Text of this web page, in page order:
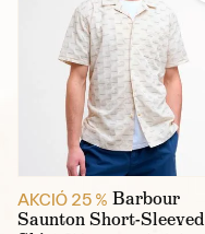
AKCIÓ 25 % Barbour
Saunton Short-Sleeved